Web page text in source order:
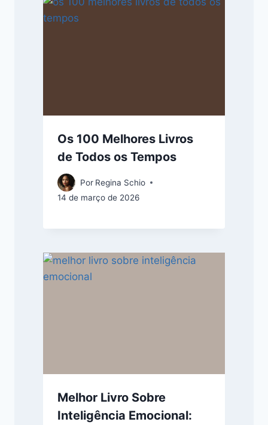
Os 100 Melhores Livros
de Todos os Tempos
Por Regina Schio
14 de março de 2026
Melhor Livro Sobre
Inteligência Emocional: